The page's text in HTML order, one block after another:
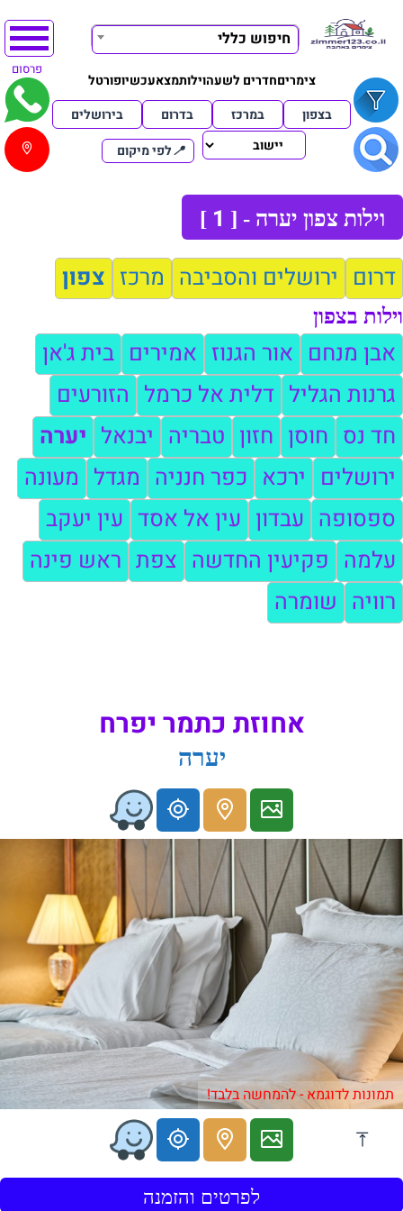
חיפוש כללי
צימריםחדרים לשעהוילותמצאעכשיופורטל
פרסום
בצפון במרכז בדרום
בירושלים
📍לפי מיקום
וילות צפון יערה - [ 1
]
דרום ירושלים והסביבה מרכז צפון
וילות בצפון
אבן מנחם אור הגנוז אמירים בית ג'אן
גרנות הגליל דלית אל כרמל הזורעים
חד נס חוסן חזון טבריה יבנאל יערה
ירושלים ירכא כפר חנניה מגדל מעונה
ספסופה עבדון עין אל אסד עין יעקב
עלמה פקיעין החדשה צפת ראש פינה
רוויה שומרה
אחוזת כתמר יפרח
יערה
תמונות לדוגמא - להמחשה בלבד!
לפרטים והזמנה